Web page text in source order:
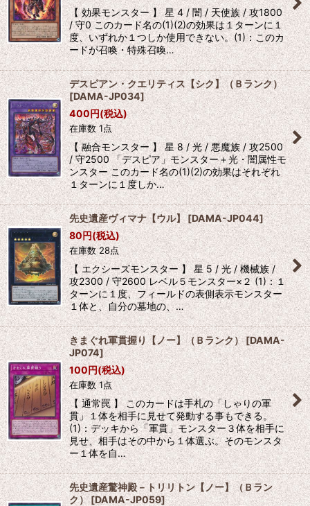
【 効果モンスター 】 星 4 / 闇 / 天使族 / 攻1800
/ 守0 このカード名の(1)(2)の効果は１ターンに１
度、いずれか１つしか使用できない。(1)：このカ
ードが召喚・特殊召喚…
デスピアン・クエリティス【シク】（Ｂランク）
[DAMA-JP034]
400円(税込)
在庫数 1点
【 融合モンスター 】 星 8 / 光 / 悪魔族 / 攻2500
/ 守2500 「デスピア」モンスター＋光・闇属性モ
ンスター このカード名の(1)(2)の効果はそれぞれ
１ターンに１度しか…
先史遺産ヴィマナ【ウル】[DAMA-JP044]
80円(税込)
在庫数 28点
【 エクシーズモンスター 】 星 5 / 光 / 機械族 /
攻2300 / 守2600 レベル５モンスター×２ (1)：１
ターンに１度、フィールドの表側表示モンスター
１体と、自分の墓地の、…
きまぐれ軍貫握り【ノー】（Ｂランク）[DAMA-
JP074]
100円(税込)
在庫数 1点
【 通常罠 】 このカードは手札の「しゃりの軍
貫」１体を相手に見せて発動する事もできる。
(1)：デッキから「軍貫」モンスター３体を相手に
見せ、相手はその中から１体選ぶ。そのモンスタ
ー１体を自…
先史遺産驚神殿－トリリトン【ノー】（Ｂラン
ク） [DAMA-JP059]